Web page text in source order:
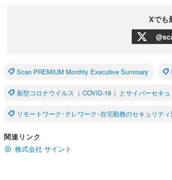
Xでも
Scan PREMIUM Monthly Executive Summary
新型コロナウイルス（ COVID-19 ）とサイバーセキュ
リモートワーク･テレワーク･在宅勤務のセキュリテ
関連リンク
株式会社 サイント